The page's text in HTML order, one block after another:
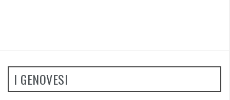
I GENOVESI